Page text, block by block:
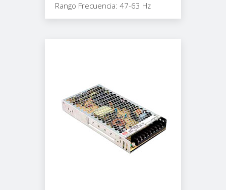
Rango Frecuencia: 47-63 Hz